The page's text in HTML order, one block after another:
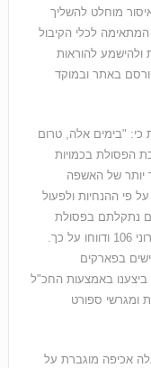
מוחלט להשליך
לכלי הקיבול
ולהישמע להוראות
באתר ובמוקד
כי: "בימים אלה, טרום
הפסולת בכמויות
יותר של האשפה
פי ההנחיות ולפעול
נתקלתם בפסולת
שהושלכה באופן לא מסודר אנא פנו למוקד העירוני 106 ודווחו על כך.
בפארקים
ביצענו באמצעות החכ"ל
ומגרשי ספורט
אכיפה מוגברת על